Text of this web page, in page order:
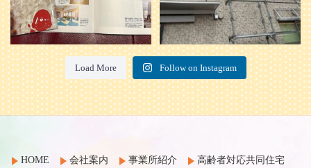
Load More Follow on Instagram
HOME 会社案内 事業所紹介 高齢者対応共同住宅